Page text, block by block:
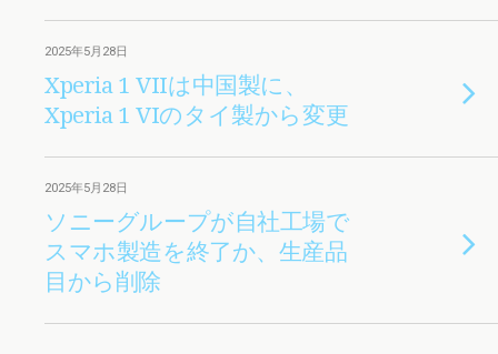
2025年5月28日
Xperia 1 VIIは中国製に、
Xperia 1 VIのタイ製から変更
2025年5月28日
ソニーグループが自社工場で
スマホ製造を終了か、生産品
目から削除